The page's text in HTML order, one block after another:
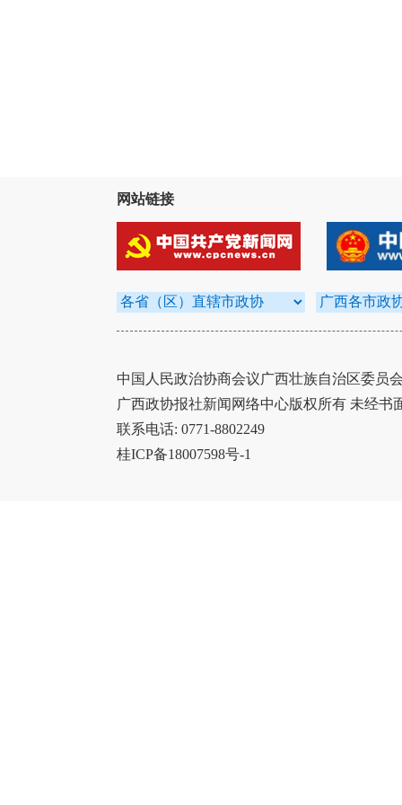
网站链接
中国人民政治协商会议广西壮族自治区委员
广西政协报社新闻网络中心版权所有 未经书
联系电话: 0771-8802249
桂ICP备18007598号-1